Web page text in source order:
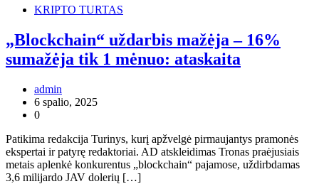
KRIPTO TURTAS
„Blockchain“ uždarbis mažėja – 16%
sumažėja tik 1 mėnuo: ataskaita
admin
6 spalio, 2025
0
Patikima redakcija Turinys, kurį apžvelgė pirmaujantys pramonės
ekspertai ir patyrę redaktoriai. AD atskleidimas Tronas praėjusiais
metais aplenkė konkurentus „blockchain“ pajamose, uždirbdamas
3,6 milijardo JAV dolerių […]